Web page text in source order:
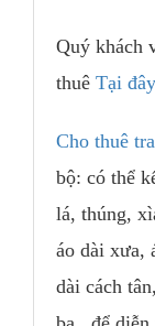
Quý khách
thuê Tại đây
Cho thuê
bộ: có thể
lá, thúng,
áo dài xưa,
dài cách